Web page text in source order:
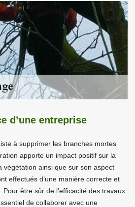
d’une entreprise
à supprimer les branches mortes
apporte un impact positif sur la
végétation ainsi que sur son aspect
effectués d’une manière correcte et
être sûr de l’efficacité des travaux
de collaborer avec une